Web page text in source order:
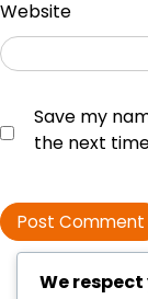
Website
Save my
the next
We